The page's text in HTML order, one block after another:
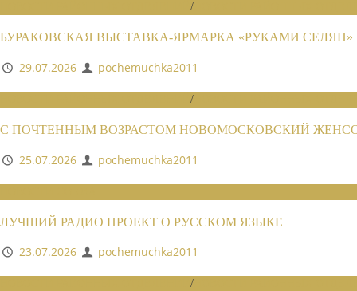
/
БУРАКОВСКАЯ ВЫСТАВКА-ЯРМАРКА «РУКАМИ СЕЛЯН»
29.07.2026
pochemuchka2011
/
С ПОЧТЕННЫМ ВОЗРАСТОМ НОВОМОСКОВСКИЙ
25.07.2026
pochemuchka2011
ЛУЧШИЙ РАДИО ПРОЕКТ О РУССКОМ ЯЗЫКЕ
23.07.2026
pochemuchka2011
/